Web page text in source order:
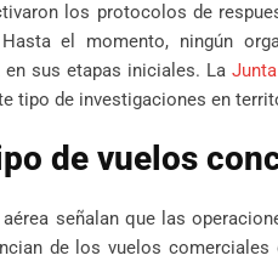
los protocolos de
el momento, ningún
sus etapas iniciales. La
tipo de investigaciones en
de vuelos
señalan que las
de los vuelos